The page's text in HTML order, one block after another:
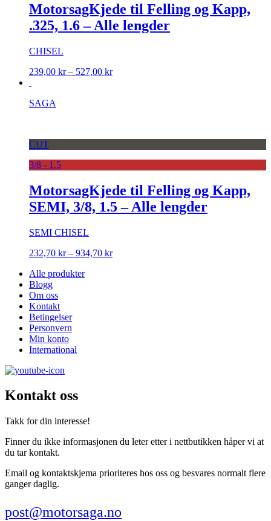
MotorsagKjede til Felling og Kapp,
.325, 1.6 – Alle lengder
CHISEL
239,00 kr – 527,00 krPrisområde:
SAGA
CUT
3/8 - 1.5
MotorsagKjede til Felling og Kapp,
SEMI, 3/8, 1.5 – Alle lengder
SEMI CHISEL
232,70 kr – 934,70 krPrisområde:
Alle produkter
Blogg
Om oss
Kontakt
Betingelser
Personvern
Min konto
International
Kontakt oss
Takk for din interesse!
Finner du ikke informasjonen du leter etter i nettbutikken håper vi at
du tar kontakt.
Email og kontaktskjema prioriteres hos oss og besvares normalt flere
ganger daglig.
post@motorsaga.no